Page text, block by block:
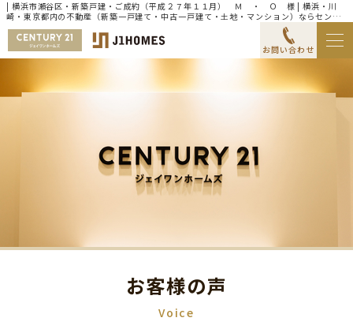
| 横浜市瀬谷区・新築戸建・ご成約（平成２７年１１月） Ｍ ・ Ｏ 様 | 横浜・川
崎・東京都内の不動産（新築一戸建て・中古一戸建て・土地・マンション）ならセンチ
ュリー21ジェイワンホームズ
お問い合わせ
お客様の声
Voice